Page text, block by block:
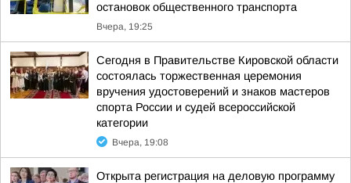
остановок общественного транспорта
Вчера, 19:25
Сегодня в Правительстве Кировской области
состоялась торжественная церемония
вручения удостоверений и знаков мастеров
спорта России и судей всероссийской
категории
Вчера, 19:08
Открыта регистрация на деловую программу